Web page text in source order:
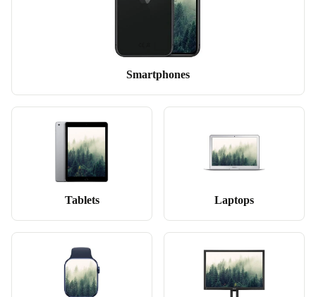
Smartphones
Tablets Laptops